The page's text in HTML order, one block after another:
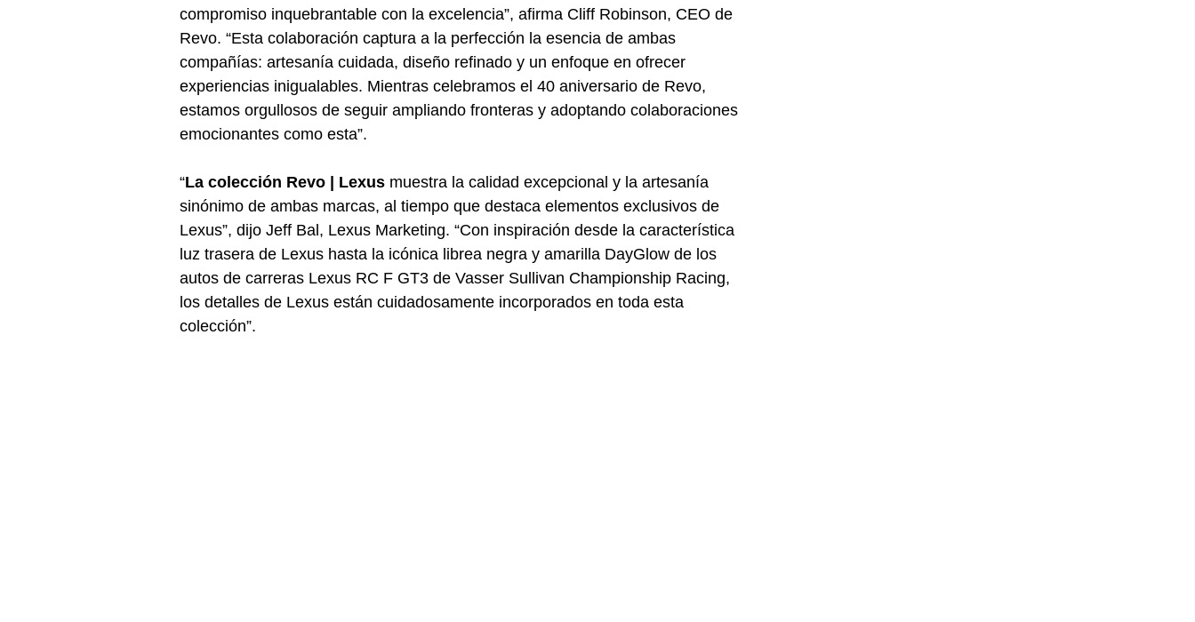
compromiso inquebrantable con la excelencia”, afirma Cliff Robinson, CEO de
Revo. “Esta colaboración captura a la perfección la esencia de ambas
compañías: artesanía cuidada, diseño refinado y un enfoque en ofrecer
experiencias inigualables. Mientras celebramos el 40 aniversario de Revo,
estamos orgullosos de seguir ampliando fronteras y adoptando colaboraciones
emocionantes como esta”.
“La colección Revo | Lexus muestra la calidad excepcional y la artesanía
sinónimo de ambas marcas, al tiempo que destaca elementos exclusivos de
Lexus”, dijo Jeff Bal, Lexus Marketing. “Con inspiración desde la característica
luz trasera de Lexus hasta la icónica librea negra y amarilla DayGlow de los
autos de carreras Lexus RC F GT3 de Vasser Sullivan Championship Racing,
los detalles de Lexus están cuidadosamente incorporados en toda esta
colección”.